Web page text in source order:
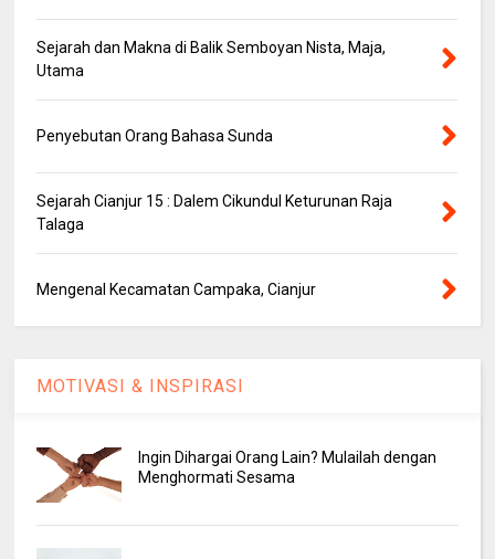
Sejarah dan Makna di Balik Semboyan Nista, Maja,
Utama
Penyebutan Orang Bahasa Sunda
Sejarah Cianjur 15 : Dalem Cikundul Keturunan Raja
Talaga
Mengenal Kecamatan Campaka, Cianjur
MOTIVASI & INSPIRASI
Ingin Dihargai Orang Lain? Mulailah dengan
Menghormati Sesama